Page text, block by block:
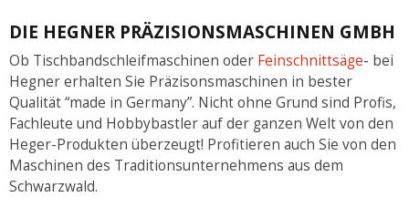
DIE HEGNER PRÄZISIONSMASCHINEN GMBH
Ob Tischbandschleifmaschinen oder Feinschnittsäge- bei
Hegner erhalten Sie Präzisonsmaschinen in bester
Qualität “made in Germany”. Nicht ohne Grund sind Profis,
Fachleute und Hobbybastler auf der ganzen Welt von den
Heger-Produkten überzeugt! Profitieren auch Sie von den
Maschinen des Traditionsunternehmens aus dem
Schwarzwald.